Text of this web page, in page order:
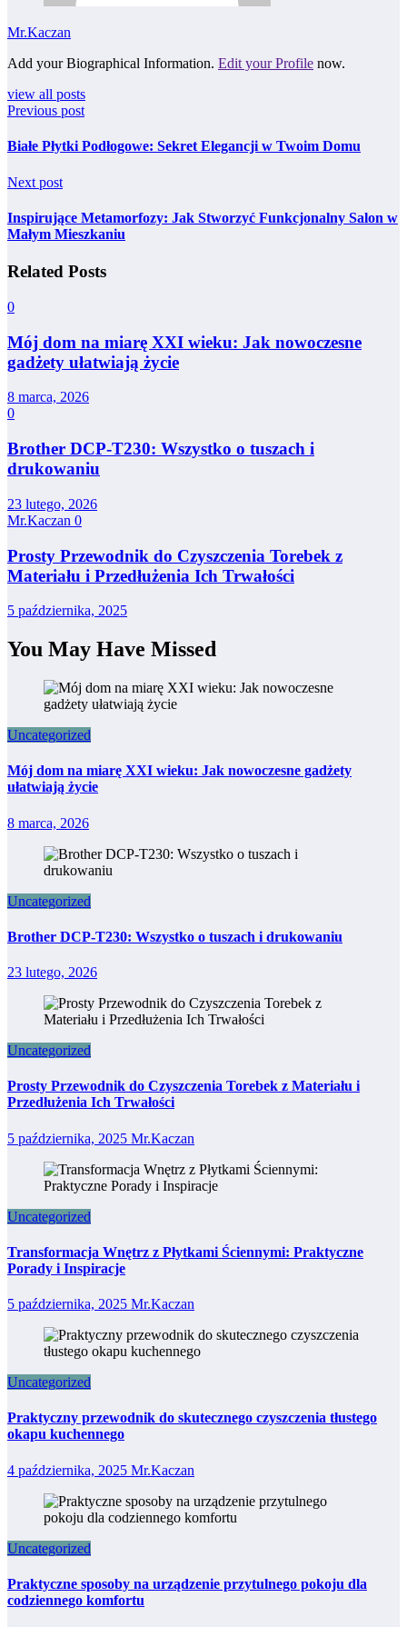
Mr.Kaczan
Add your Biographical Information. Edit your Profile now.
view all posts
Previous post
Białe Płytki Podłogowe: Sekret Elegancji w Twoim Domu
Next post
Inspirujące Metamorfozy: Jak Stworzyć Funkcjonalny Salon w
Małym Mieszkaniu
Related Posts
0
Mój dom na miarę XXI wieku: Jak nowoczesne
gadżety ułatwiają życie
8 marca, 2026
0
Brother DCP-T230: Wszystko o tuszach i
drukowaniu
23 lutego, 2026
Mr.Kaczan 0
Prosty Przewodnik do Czyszczenia Torebek z
Materiału i Przedłużenia Ich Trwałości
5 października, 2025
You May Have Missed
Uncategorized
Mój dom na miarę XXI wieku: Jak nowoczesne gadżety
ułatwiają życie
8 marca, 2026
Uncategorized
Brother DCP-T230: Wszystko o tuszach i drukowaniu
23 lutego, 2026
Uncategorized
Prosty Przewodnik do Czyszczenia Torebek z Materiału i
Przedłużenia Ich Trwałości
5 października, 2025 Mr.Kaczan
Uncategorized
Transformacja Wnętrz z Płytkami Ściennymi: Praktyczne
Porady i Inspiracje
5 października, 2025 Mr.Kaczan
Uncategorized
Praktyczny przewodnik do skutecznego czyszczenia tłustego
okapu kuchennego
4 października, 2025 Mr.Kaczan
Uncategorized
Praktyczne sposoby na urządzenie przytulnego pokoju dla
codziennego komfortu